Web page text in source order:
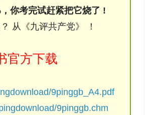
你考完试赶紧把它烧了 !
从《九评共产党》 ！
官方下载
9pinggb_A4.pdf
9pinggb.chm